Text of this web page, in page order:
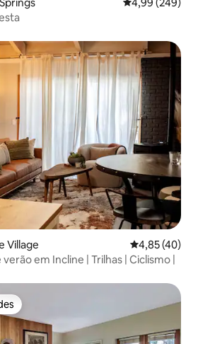
Village 4,85 de uma
4,85 (40)
em Incline | Trilhas | Ciclismo |